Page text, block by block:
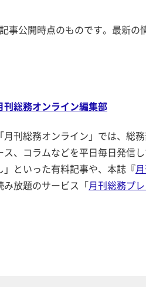
事公開時点のものです。最新の
刊総務オンライン編集部
「月刊総務オンライン」では、総
ス、コラムなどを平日毎日発信
」といった有料記事や、本誌『
み放題のサービス「月刊総務プ